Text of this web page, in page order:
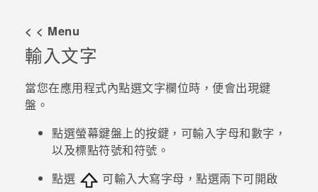
配件
優惠專區
焦點訊息
銷售門市
支援服務
< < Menu
輸入文字
當您在應用程式內點選文字欄位時，便會出現鍵
盤。
點選螢幕鍵盤上的按鍵，可輸入字母和數字，
以及標點符號和符號。
點選
可輸入大寫字母，點選兩下可開啟